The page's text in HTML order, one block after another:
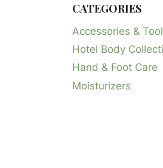
CATEGORIES
Accessories &
Hotel Body
Hand & Foot Care
Moisturizers